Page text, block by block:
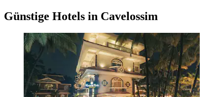
Günstige Hotels in Cavelossim